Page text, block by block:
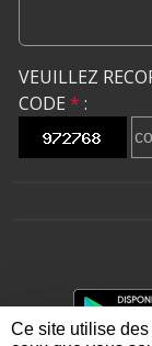
VEUILLEZ
CODE * :
Ce site utilise